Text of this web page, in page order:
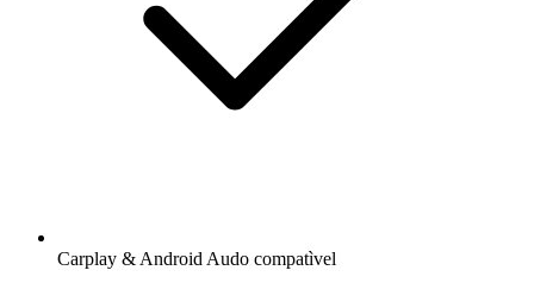
Carplay & Android Audo compatìvel